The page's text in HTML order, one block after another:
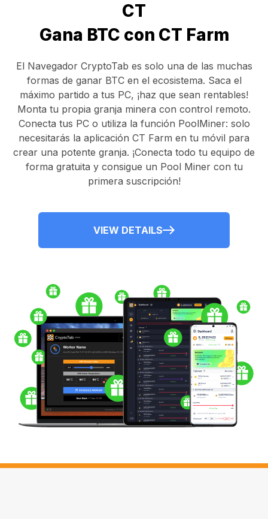
CT
Gana BTC con CT Farm
El Navegador CryptoTab es solo una de las muchas
formas de ganar BTC en el ecosistema. Saca el
máximo partido a tus PC, ¡haz que sean rentables!
Monta tu propia granja minera con control remoto.
Conecta tus PCo utiliza la función PoolMiner: solo
necesitarás la aplicación CT Farm en tu móvil para
crear una potente granja. ¡Conecta todo tu equipo de
forma gratuita y consigue un Pool Minercon tu
primera suscripción!
VIEW DETAILS